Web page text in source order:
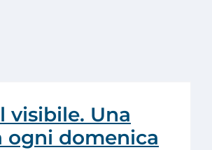
visibile. Una
ogni domenica